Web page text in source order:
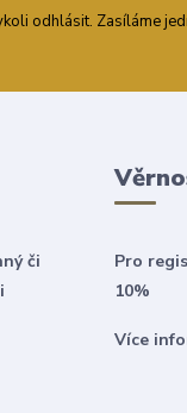
odhlásit. Zasíláme
či
Pro
10%
Více